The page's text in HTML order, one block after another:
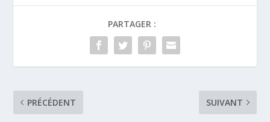
PARTAGER :
PRÉCÉDENT SUIVANT